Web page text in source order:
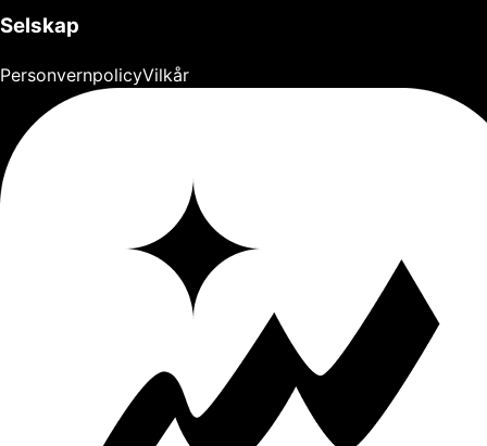
Selskap
PersonvernpolicyVilkår